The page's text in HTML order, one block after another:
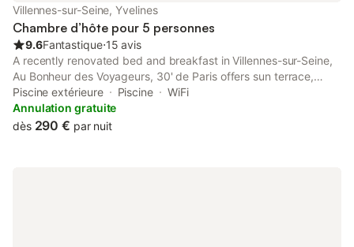
Villennes-sur-Seine, Yvelines
Chambre d’hôte pour 5 personnes
9.6Fantastique⋅15 avis
A recently renovated bed and breakfast in Villennes-sur-Seine,
Au Bonheur des Voyageurs, 30' de Paris offers sun terrace,
private parking and sports facilities. The property features
garden and quiet street views, and is 5.
Piscine extérieure Piscine
WiFi
Annulation gratuite
dès 290 € par nuit